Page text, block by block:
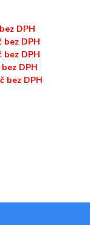
DPH
bez DPH
bez DPH
DPH
bez DPH